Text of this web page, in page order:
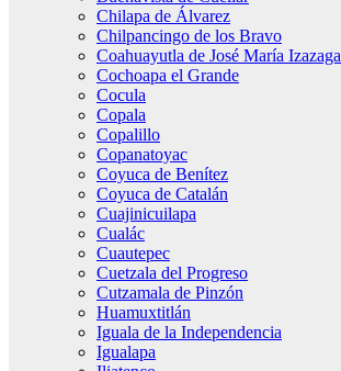
Chilapa de Álvarez
Chilpancingo de los Bravo
Coahuayutla de José María Izazaga
Cochoapa el Grande
Cocula
Copala
Copalillo
Copanatoyac
Coyuca de Benítez
Coyuca de Catalán
Cuajinicuilapa
Cualác
Cuautepec
Cuetzala del Progreso
Cutzamala de Pinzón
Huamuxtitlán
Iguala de la Independencia
Igualapa